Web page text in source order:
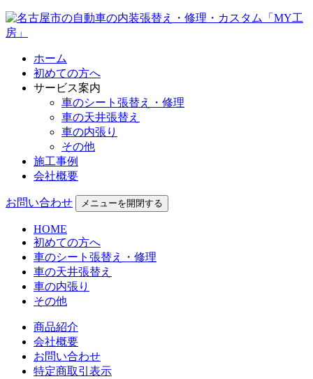
ホーム
初めての方へ
サービス案内
車のシート張替え・修理
車の天井張替え
車の内張り
その他
施工事例
会社概要
お問い合わせ メニューを開閉する
HOME
初めての方へ
車のシート張替え・修理
車の天井張替え
車の内張り
その他
商品紹介
会社概要
お問い合わせ
特定商取引表示